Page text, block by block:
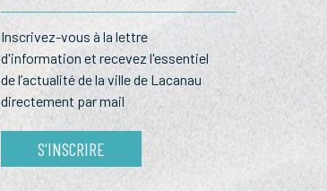
Inscrivez-vous à la lettre
d'information et recevez l'essentiel
de l’actualité de la ville de Lacanau
directement par mail
S'INSCRIRE